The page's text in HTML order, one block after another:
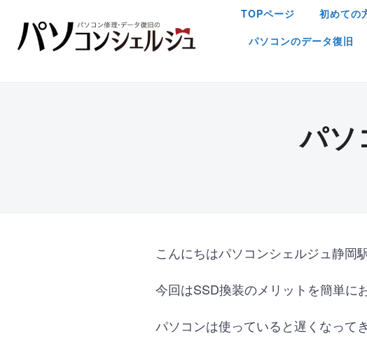
TOPページ 初めての
パソコンのデータ復旧
パソ
こんにちはパソコンシェルジュ静岡
今回はSSD換装のメリットを簡単に
パソコンは使っていると遅くなってき